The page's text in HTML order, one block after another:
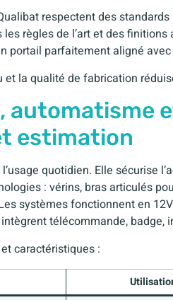
respectent des
règles de l’art et des
portail parfaitement aligné
et la qualité de fabrication
automatisme
estimation
quotidien. Elle sécurise
: vérins, bras articulés
systèmes fonctionnent en
télécommande, badge,
caractéristiques :